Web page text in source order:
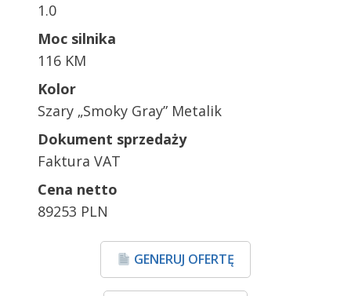
1.0
Moc silnika
116 KM
Kolor
Szary „Smoky Gray” Metalik
Dokument sprzedaży
Faktura VAT
Cena netto
89253 PLN
GENERUJ OFERTĘ